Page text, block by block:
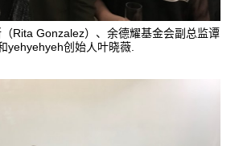
Rita Gonzalez）、余德耀基金会副总监谭
yehyehyeh创始人叶晓薇.